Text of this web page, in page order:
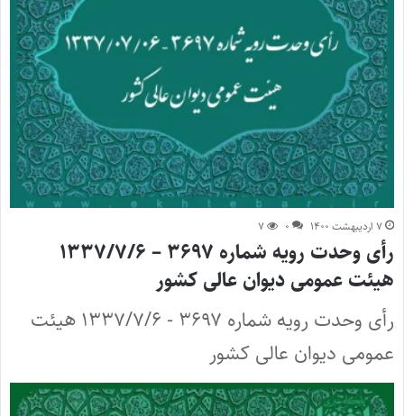
۷ اردیبهشت ۱۴۰۰ ۰ ۷
رأی وحدت رویه شماره ۳۶۹۷ – ۱۳۳۷/۷/۶
هیئت عمومی دیوان عالی کشور
رأی وحدت رویه شماره ۳۶۹۷ - ۱۳۳۷/۷/۶ هیئت
عمومی دیوان عالی کشور